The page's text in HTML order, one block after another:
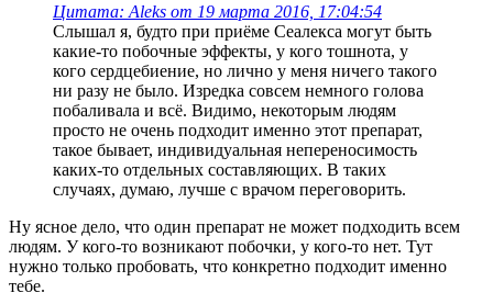
Цитата: Aleks от 19 марта 2016, 17:04:54
Слышал я, будто при приёме Сеалекса могут быть
какие-то побочные эффекты, у кого тошнота, у
кого сердцебиение, но лично у меня ничего такого
ни разу не было. Изредка совсем немного голова
побаливала и всё. Видимо, некоторым людям
просто не очень подходит именно этот препарат,
такое бывает, индивидуальная непереносимость
каких-то отдельных составляющих. В таких
случаях, думаю, лучше с врачом переговорить.
Ну ясное дело, что один препарат не может подходить всем
людям. У кого-то возникают побочки, у кого-то нет. Тут
нужно только пробовать, что конкретно подходит именно
тебе.